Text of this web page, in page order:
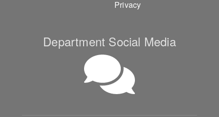
Privacy
Department Social Media